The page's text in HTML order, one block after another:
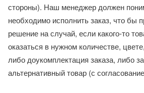
стороны). Наш менеджер должен
необходимо исполнить заказ, что бы
решение на случай, если какого-то
оказаться в нужном количестве,
либо доукомплектация заказа, либо
альтернативный товар (с